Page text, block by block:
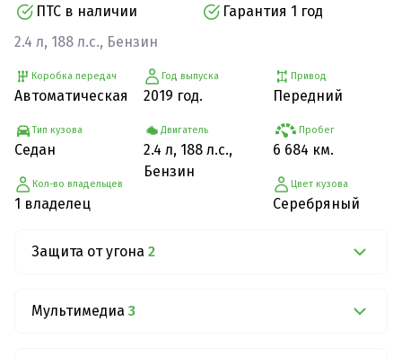
ПТС в наличии
Гарантия 1 год
2.4 л, 188 л.с., Бензин
Коробка передач
Автоматическая
Тип кузова
Седан
Кол-во владельцев
1 владелец
Год выпуска
2019 год.
Двигатель
2.4 л, 188 л.с.,
Бензин
Привод
Передний
Пробег
6 684 км.
Цвет кузова
Серебряный
Защита от угона 2
Мультимедиа 3